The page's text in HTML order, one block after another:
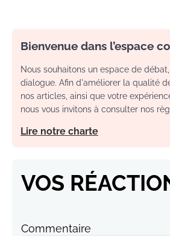
Bienvenue dans l’espace
Nous souhaitons un espace de
dialogue. Afin d'améliorer la qualité
nos articles, ainsi que votre
nous vous invitons à consulter nos
Lire notre charte
VOS
Commentaire